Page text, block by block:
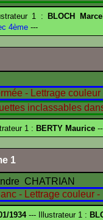
1 :
BLOCH
4ème ---
1 : BERTY Maurice
1
CHATRIAN
1934--- Illustrateur 1 :